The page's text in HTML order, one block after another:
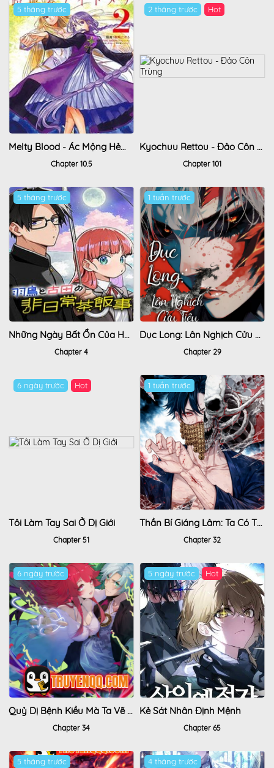
5 tháng trước
Melty Blood - Ác Mộng Hẻm Sau
Chapter 10.5
2 tháng trước Hot
Kyochuu Rettou - Đảo Côn Trùng
Chapter 101
5 tháng trước
Những Ngày Bất Ổn Của Hatori Và Furuta
Chapter 4
1 tuần trước
Dục Long: Lân Nghịch Cửu Tiêu
Chapter 29
6 ngày trước Hot
Tôi Làm Tay Sai Ở Dị Giới
Chapter 51
1 tuần trước
Thần Bí Giáng Lâm: Ta Có Thể Thống Trị Quỷ Dị
Chapter 32
6 ngày trước
Quỷ Dị Bệnh Kiều Mà Ta Vẽ Thành Thật Rồi
Chapter 34
5 ngày trước Hot
Kẻ Sát Nhân Định Mệnh
Chapter 65
5 tháng trước 4 tháng trước